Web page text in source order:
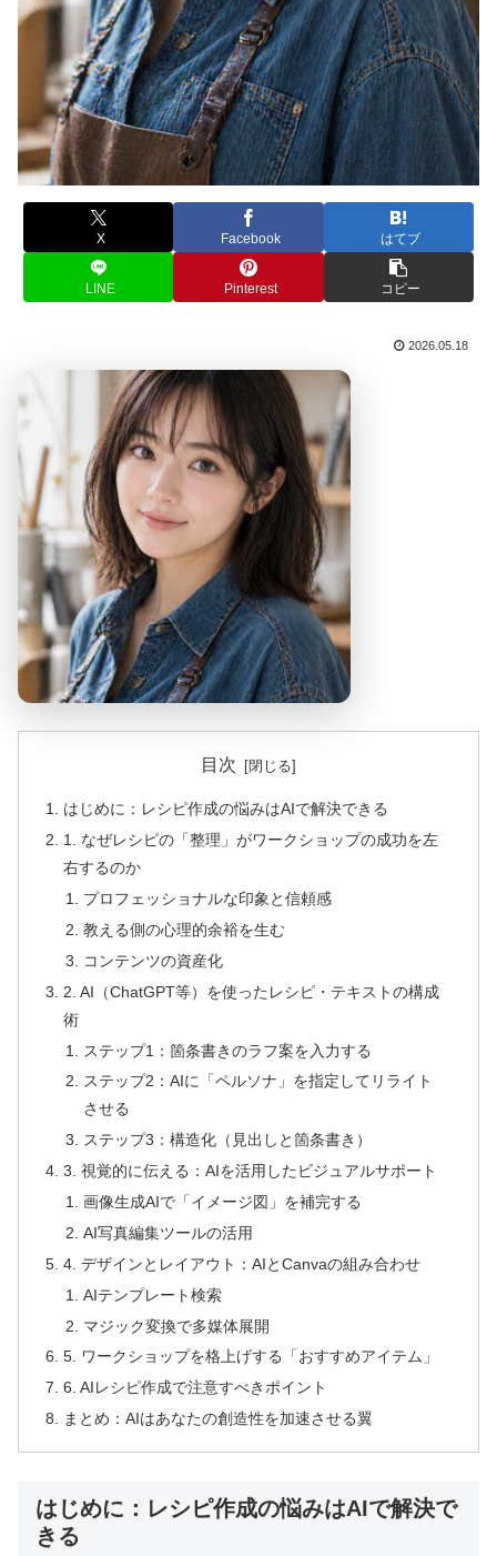
X Facebook はてブ
LINE Pinterest コピー
2026.05.18
目次
はじめに：レシピ作成の悩みはAIで解決できる
1. なぜレシピの「整理」がワークショップの成功を左
右するのか
プロフェッショナルな印象と信頼感
教える側の心理的余裕を生む
コンテンツの資産化
2. AI（ChatGPT等）を使ったレシピ・テキストの構成
術
ステップ1：箇条書きのラフ案を入力する
ステップ2：AIに「ペルソナ」を指定してリライト
させる
ステップ3：構造化（見出しと箇条書き）
3. 視覚的に伝える：AIを活用したビジュアルサポート
画像生成AIで「イメージ図」を補完する
AI写真編集ツールの活用
4. デザインとレイアウト：AIとCanvaの組み合わせ
AIテンプレート検索
マジック変換で多媒体展開
5. ワークショップを格上げする「おすすめアイテム」
6. AIレシピ作成で注意すべきポイント
まとめ：AIはあなたの創造性を加速させる翼
はじめに：レシピ作成の悩みはAIで解決で
きる